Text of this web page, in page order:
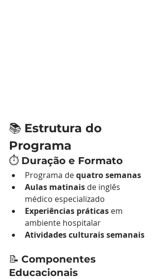
📚 Estrutura do
Programa
⏱️ Duração e Formato
Programa de quatro semanas
Aulas matinais de inglês
médico especializado
Experiências práticas em
ambiente hospitalar
Atividades culturais semanais
📝 Componentes
Educacionais